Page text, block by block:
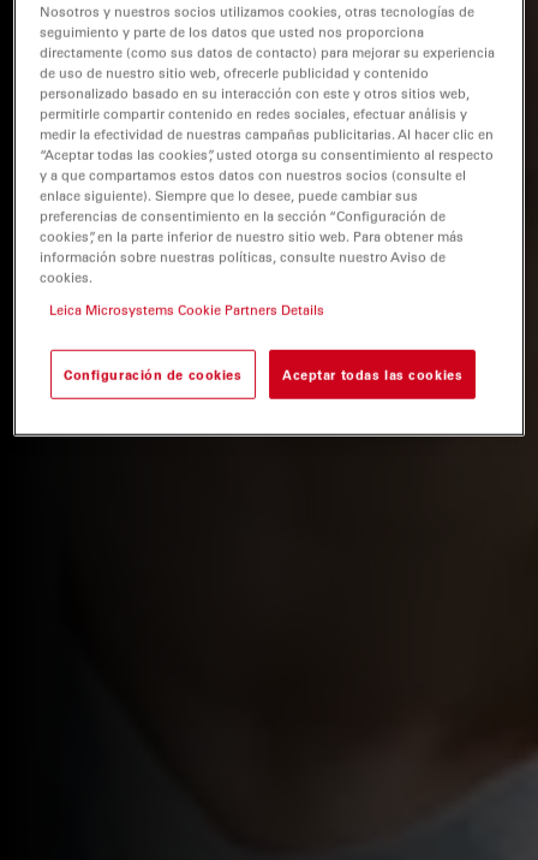
Nosotros y nuestros socios utilizamos cookies, otras tecnologías de
seguimiento y parte de los datos que usted nos proporciona
directamente (como sus datos de contacto) para mejorar su experiencia
de uso de nuestro sitio web, ofrecerle publicidad y contenido
personalizado basado en su interacción con este y otros sitios web,
permitirle compartir contenido en redes sociales, efectuar análisis y
medir la efectividad de nuestras campañas publicitarias. Al hacer clic en
“Aceptar todas las cookies”, usted otorga su consentimiento al respecto
y a que compartamos estos datos con nuestros socios (consulte el
enlace siguiente). Siempre que lo desee, puede cambiar sus
preferencias de consentimiento en la sección “Configuración de
cookies”, en la parte inferior de nuestro sitio web. Para obtener más
información sobre nuestras políticas, consulte nuestro Aviso de
cookies.
Leica Microsystems Cookie Partners Details
Configuración de cookies Aceptar todas las cookies